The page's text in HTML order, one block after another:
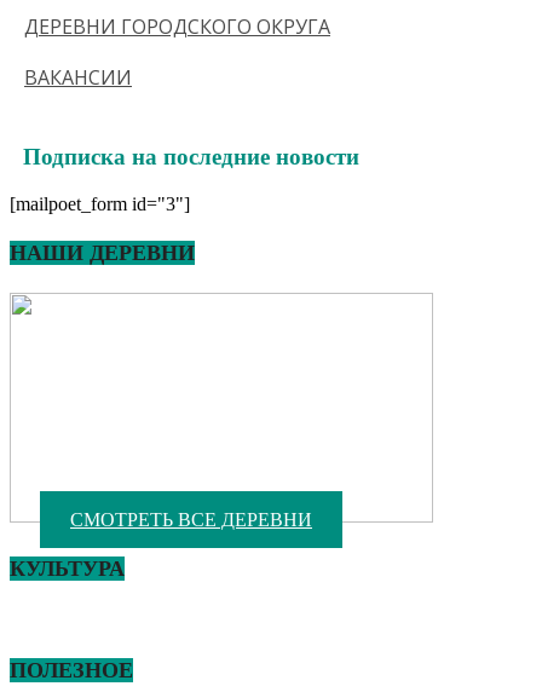
ДЕРЕВНИ ГОРОДСКОГО ОКРУГА
ВАКАНСИИ
Подписка на последние новости
[mailpoet_form id="3"]
НАШИ ДЕРЕВНИ
СМОТРЕТЬ ВСЕ ДЕРЕВНИ
КУЛЬТУРА
ПОЛЕЗНОЕ